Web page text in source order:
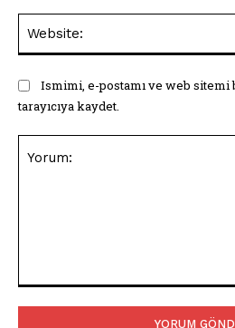
Ismimi, e-postamı ve web sitemi
tarayıcıya kaydet.